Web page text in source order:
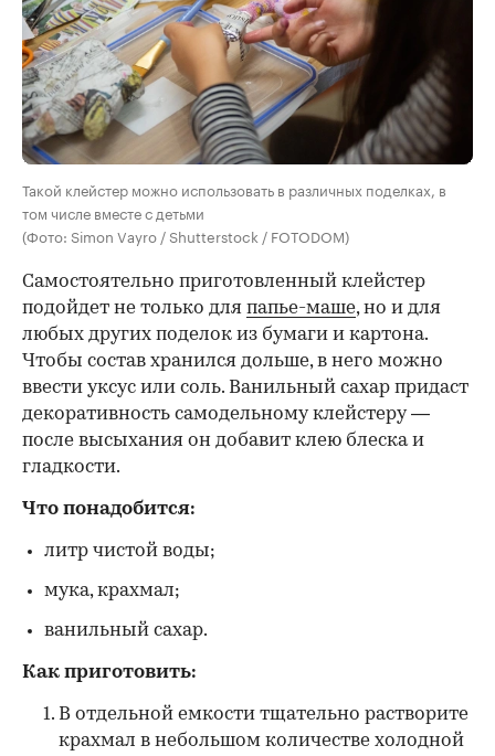
Такой клейстер можно использовать в различных поделках, в
том числе вместе с детьми
(Фото: Simon Vayro / Shutterstock / FOTODOM)
Самостоятельно приготовленный клейстер
подойдет не только для папье-маше, но и для
любых других поделок из бумаги и картона.
Чтобы состав хранился дольше, в него можно
ввести уксус или соль. Ванильный сахар придаст
декоративность самодельному клейстеру —
после высыхания он добавит клею блеска и
гладкости.
Что понадобится:
литр чистой воды;
мука, крахмал;
ванильный сахар.
Как приготовить:
В отдельной емкости тщательно растворите
крахмал в небольшом количестве холодной